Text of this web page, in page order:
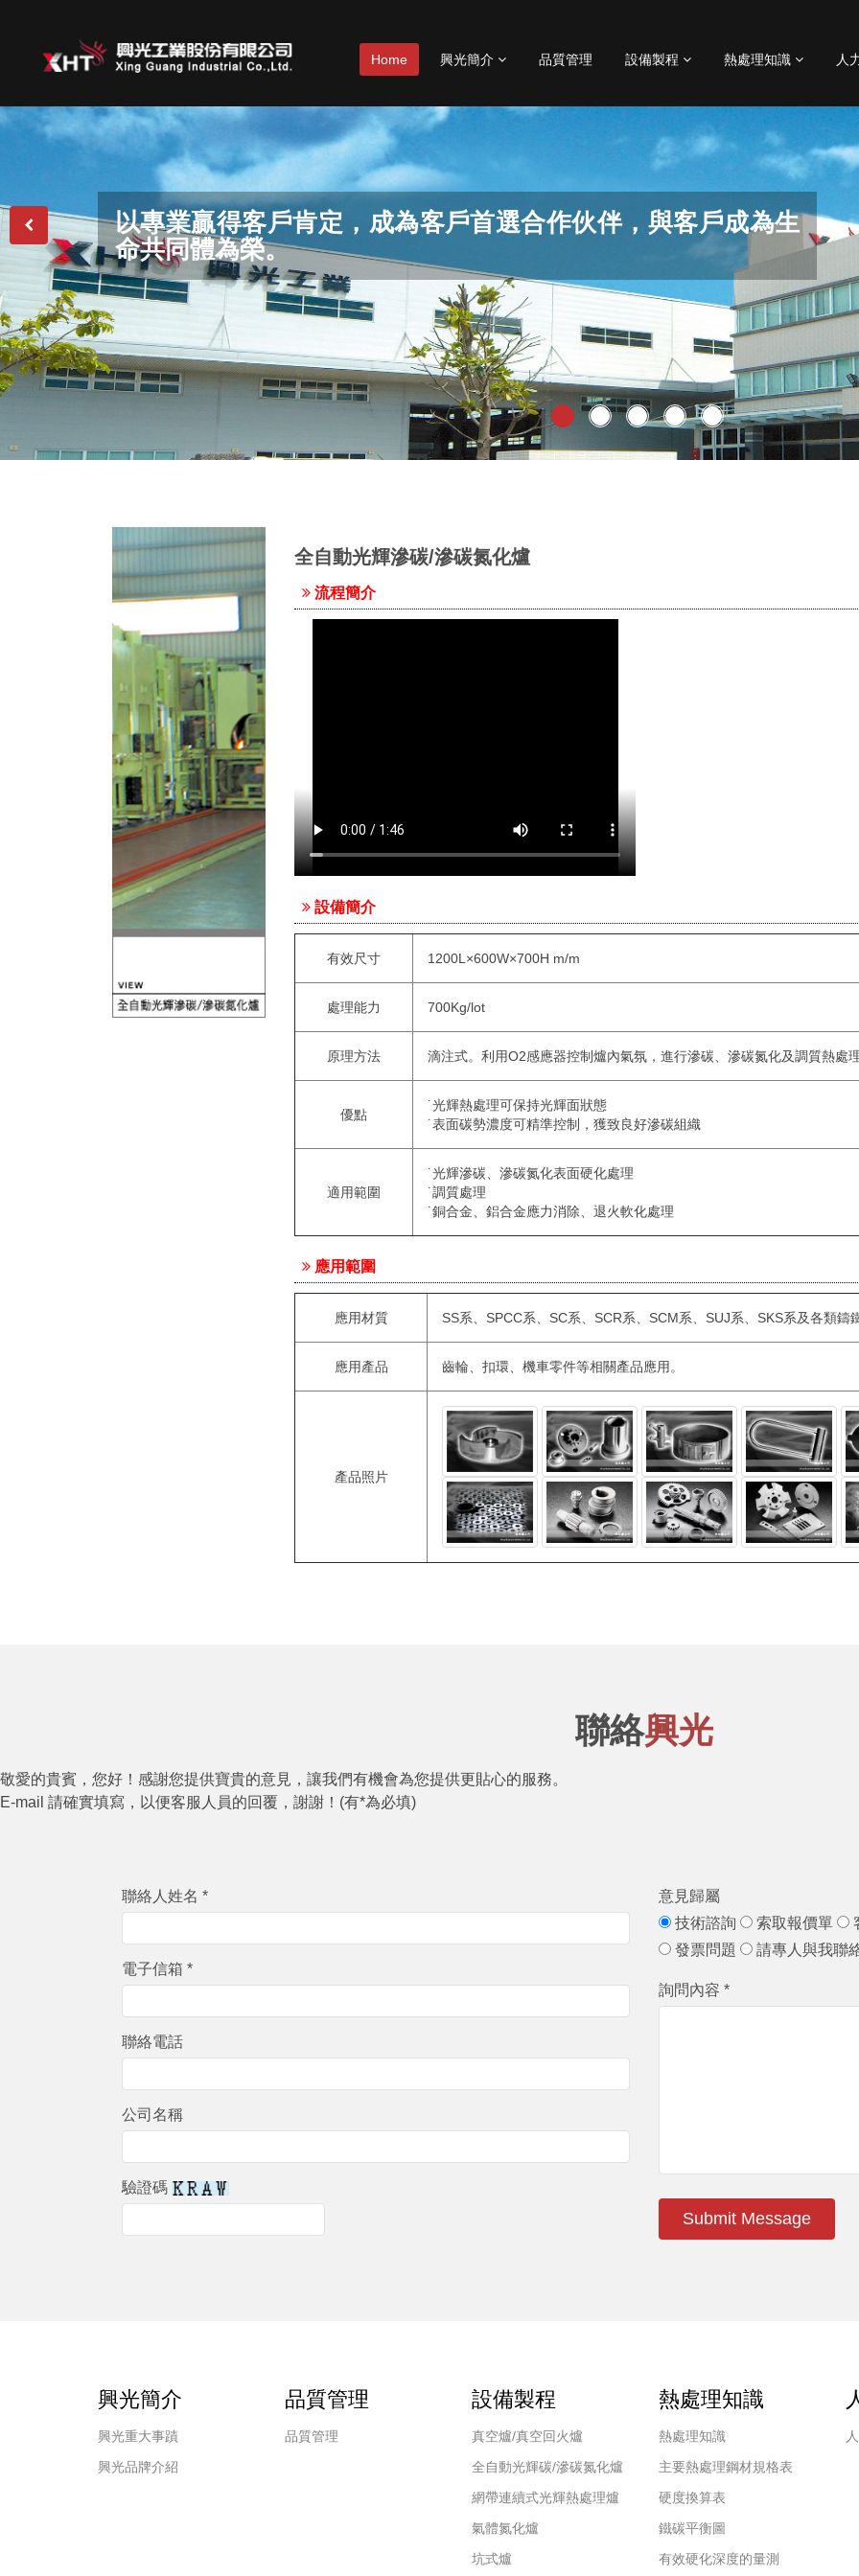
Home 興光簡介 品質管理 設備製程 熱處理知識 人
以專業贏得客戶肯定，成為客戶首選合作伙伴，與客戶成為生
命共同體為榮。
專業團隊勇於開拓格局，領先業界不斷投資未來
結合創意、智慧、經驗，為產業界做出巨大貢獻。
滿足客戶要求，邁向世界品質
保護環境，生生不息。
全自動光輝滲碳/滲碳氮化爐
流程簡介
設備簡介
有效尺寸 1200L×600W×700H m/m
處理能力 700Kg/lot
原理方法 滴注式。利用O2感應器控制爐內氣氛，進行滲碳、滲碳氮化及調質熱處
優點
˙光輝熱處理可保持光輝面狀態
˙表面碳勢濃度可精準控制，獲致良好滲碳組織
適用範圍
˙光輝滲碳、滲碳氮化表面硬化處理
˙調質處理
˙銅合金、鋁合金應力消除、退火軟化處理
應用範圍
應用材質 SS系、SPCC系、SC系、SCR系、SCM系、SUJ系、SKS系及各類鑄
應用產品 齒輪、扣環、機車零件等相關產品應用。
產品照片
聯絡興光
敬愛的貴賓，您好！感謝您提供寶貴的意見，讓我們有機會為您提供更貼心的服務。
E-mail 請確實填寫，以便客服人員的回覆，謝謝！(有*為必填)
聯絡人姓名 *
電子信箱 *
聯絡電話
公司名稱
驗證碼
意見歸屬
技術諮詢
索取報價單
發票問題
請專人與我聯
詢問內容 *
Submit Message
興光簡介
興光重大事蹟
興光品牌介紹
品質管理
品質管理
設備製程
真空爐/真空回火爐
全自動光輝碳/滲碳氮化爐
網帶連續式光輝熱處理爐
氣體氮化爐
坑式爐
熱處理知識
熱處理知識
主要熱處理鋼材規格表
硬度換算表
鐵碳平衡圖
有效硬化深度的量測